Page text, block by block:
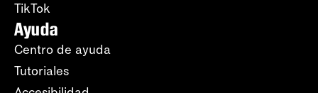
TikTok
Ayuda
Centro de ayuda
Tutoriales